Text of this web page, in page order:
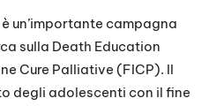
un’importante campagna
sulla Death Education
Cure Palliative (FICP). Il
degli adolescenti con il fine